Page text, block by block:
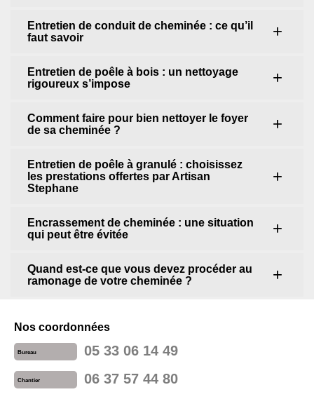
Entretien de conduit de cheminée : ce qu’il
faut savoir
Entretien de poêle à bois : un nettoyage
rigoureux s’impose
Comment faire pour bien nettoyer le foyer
de sa cheminée ?
Entretien de poêle à granulé : choisissez
les prestations offertes par Artisan
Stephane
Encrassement de cheminée : une situation
qui peut être évitée
Quand est-ce que vous devez procéder au
ramonage de votre cheminée ?
Nos coordonnées
Bureau 05 33 06 14 49
Chantier 06 37 57 44 80